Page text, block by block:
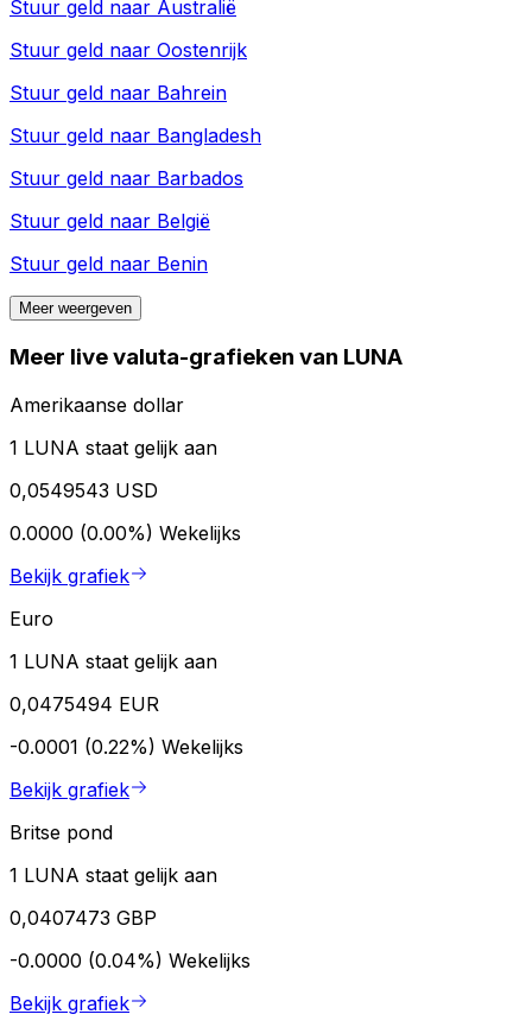
Stuur geld naar Australië
Stuur geld naar Oostenrijk
Stuur geld naar Bahrein
Stuur geld naar Bangladesh
Stuur geld naar Barbados
Stuur geld naar België
Stuur geld naar Benin
Meer weergeven
Meer live valuta-grafieken van LUNA
Amerikaanse dollar
1 LUNA staat gelijk aan
0,0549543 USD
0.0000 (0.00%) Wekelijks
Bekijk grafiek
Euro
1 LUNA staat gelijk aan
0,0475494 EUR
-0.0001 (0.22%) Wekelijks
Bekijk grafiek
Britse pond
1 LUNA staat gelijk aan
0,0407473 GBP
-0.0000 (0.04%) Wekelijks
Bekijk grafiek